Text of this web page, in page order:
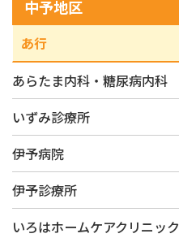
中予地区
あ行
あらたま内科・糖尿病内科
いずみ診療所
伊予病院
伊予診療所
いろはホームケアクリニック